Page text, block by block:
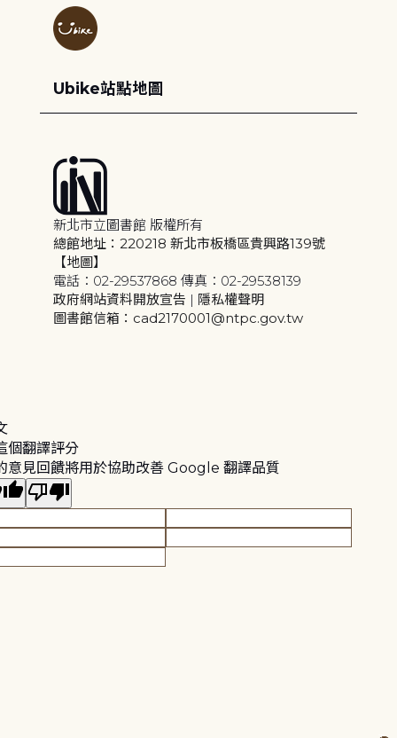
Ubike站點地圖
新北市立圖書館 版權所有
總館地址：220218 新北市板橋區貴興路139號
【地圖】
電話：02-29537868 傳真：02-29538139
政府網站資料開放宣告 | 隱私權聲明
圖書館信箱：cad2170001@ntpc.gov.tw
個翻譯評分
意見回饋將用於協助改善 Google 翻譯品質